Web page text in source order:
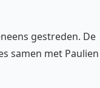
gestreden. De
samen met Paulien